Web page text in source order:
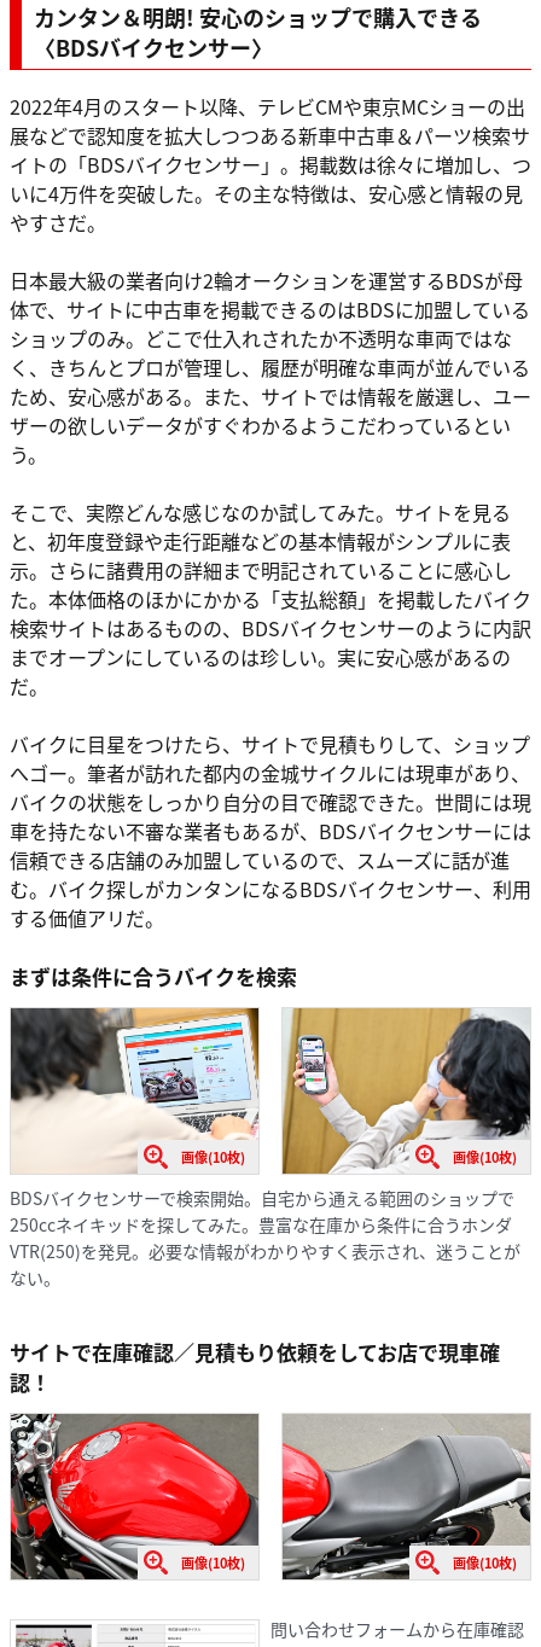
カンタン＆明朗! 安心のショップで購入できる
〈BDSバイクセンサー〉
2022年4月のスタート以降、テレビCMや東京MCショーの出
展などで認知度を拡大しつつある新車中古車＆パーツ検索サ
イトの「BDSバイクセンサー」。掲載数は徐々に増加し、つ
いに4万件を突破した。その主な特徴は、安心感と情報の見
やすさだ。
日本最大級の業者向け2輪オークションを運営するBDSが母
体で、サイトに中古車を掲載できるのはBDSに加盟している
ショップのみ。どこで仕入れされたか不透明な車両ではな
く、きちんとプロが管理し、履歴が明確な車両が並んでいる
ため、安心感がある。また、サイトでは情報を厳選し、ユー
ザーの欲しいデータがすぐわかるようこだわっているとい
う。
そこで、実際どんな感じなのか試してみた。サイトを見る
と、初年度登録や走行距離などの基本情報がシンプルに表
示。さらに諸費用の詳細まで明記されていることに感心し
た。本体価格のほかにかかる「支払総額」を掲載したバイク
検索サイトはあるものの、BDSバイクセンサーのように内訳
までオープンにしているのは珍しい。実に安心感があるの
だ。
バイクに目星をつけたら、サイトで見積もりして、ショップ
へゴー。筆者が訪れた都内の金城サイクルには現車があり、
バイクの状態をしっかり自分の目で確認できた。世間には現
車を持たない不審な業者もあるが、BDSバイクセンサーには
信頼できる店舗のみ加盟しているので、スムーズに話が進
む。バイク探しがカンタンになるBDSバイクセンサー、利用
する価値アリだ。
まずは条件に合うバイクを検索
画像(10枚) 画像(10枚)
BDSバイクセンサーで検索開始。自宅から通える範囲のショップで
250ccネイキッドを探してみた。豊富な在庫から条件に合うホンダ
VTR(250)を発見。必要な情報がわかりやすく表示され、迷うことが
ない。
サイトで在庫確認／見積もり依頼をしてお店で現車確
認！
画像(10枚) 画像(10枚)
問い合わせフォームから在庫確認